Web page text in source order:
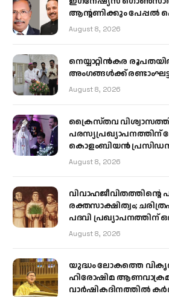
ആന്റണിക്കും പേപ്പൽ
August 8, 2026
നെയ്യാറ്റിൻകര
അംഗങ്ങൾക്ക്
August 8, 2026
ക്രൈസ്തവ
പരസ്യപ്രഖ്യാപനത്തിന്
കൊളംബിയൻ
August 8, 2026
വിവാഹജീവിതത്തിന്റെ
രക്തസാക്ഷിത്വം;
പദവി പ്രഖ്യാപനത്തിന്
August 8, 2026
യുദ്ധം ലോകത്തെ
ഹിരോഷിമ
വാർഷികദിനത്തിൽ